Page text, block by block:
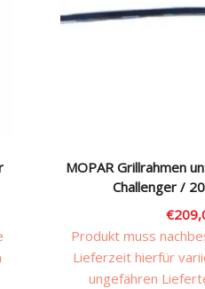
MOPAR Grillrahmen
Challenger /
€
Produkt muss
Lieferzeit hierfür
ungefähren